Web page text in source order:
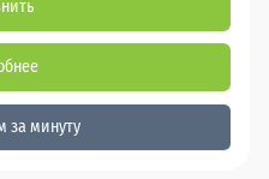
за минуту